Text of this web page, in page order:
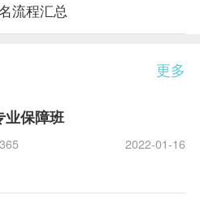
流程汇总
更多
业保障班
2022-01-16